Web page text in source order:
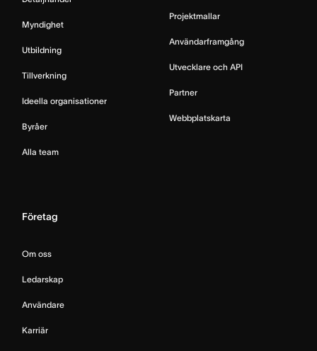
Myndighet
Utbildning
Tillverkning
Ideella organisationer
Byråer
Alla team
Projektmallar
Användarframgång
Utvecklare och API
Partner
Webbplatskarta
Företag
Om oss
Ledarskap
Användare
Karriär